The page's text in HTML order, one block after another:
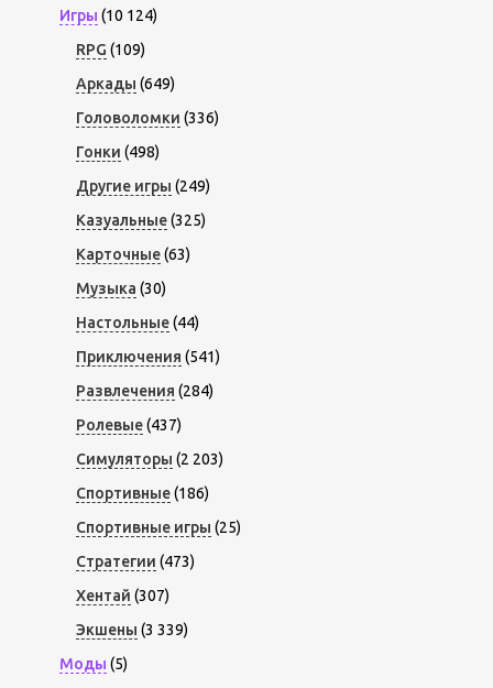
Игры (10 124)
RPG (109)
Аркады (649)
Головоломки (336)
Гонки (498)
Другие игры (249)
Казуальные(325)
Карточные(63)
Музыка (30)
Настольные(44)
Приключения (541)
Развлечения (284)
Ролевые(437)
Симуляторы (2 203)
Спортивные(186)
Спортивные игры (25)
Стратегии (473)
Хентай (307)
Экшены (3 339)
Моды (5)